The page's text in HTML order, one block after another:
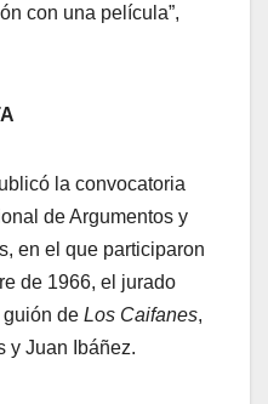
con una película”,
la convocatoria
de Argumentos y
en el que participaron
de 1966, el jurado
de Los Caifanes,
y Juan Ibáñez.